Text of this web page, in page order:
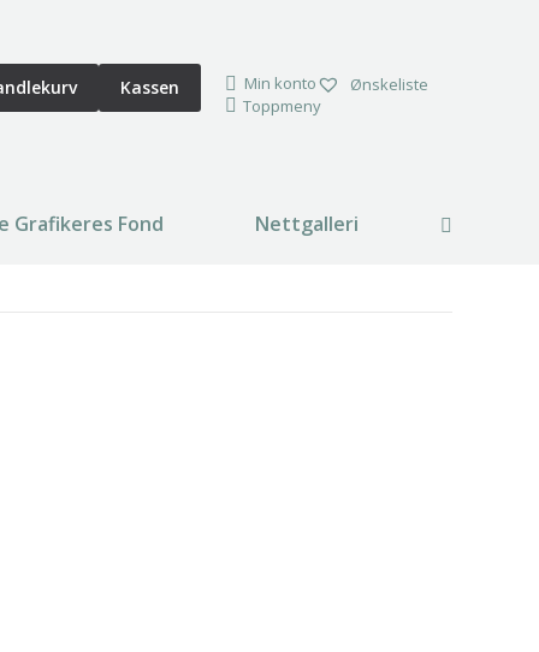
Kassen Min konto
Ønskeliste
Toppmeny
Grafikeres Fond Nettgalleri Search: